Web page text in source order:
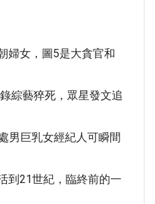
婦女，圖5是大貪官和
綜藝猝死，眾星發文追
男巨乳女經紀人可瞬間
到21世紀，臨終前的一